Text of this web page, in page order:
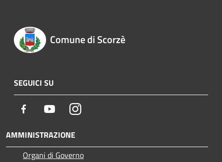
Comune di Scorzè
SEGUICI SU
Facebook YoutubeInstagram
AMMINISTRAZIONE
Organi di Governo